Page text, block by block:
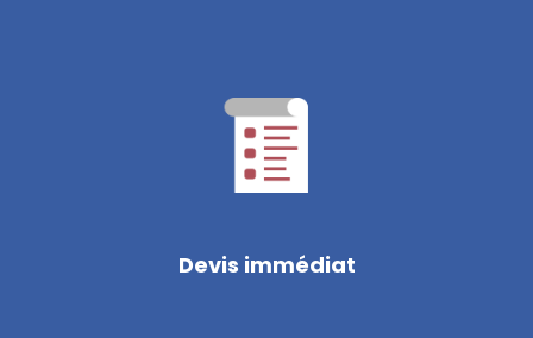
Devis immédiat